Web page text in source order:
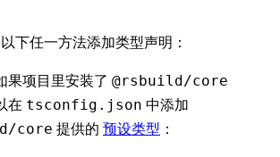
下任一方法添加类型声明：
果项目里安装了 @rsbuild/core
在 tsconfig.json 中添加
core 提供的 预设类型 ：